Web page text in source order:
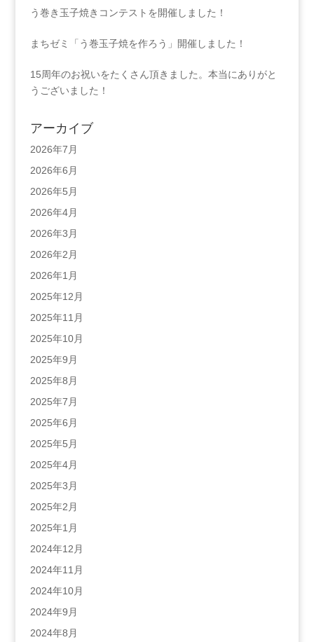
う巻き玉子焼きコンテストを開催しました！
まちゼミ「う巻玉子焼を作ろう」開催しました！
15周年のお祝いをたくさん頂きました。本当にありがと
うございました！
アーカイブ
2026年7月
2026年6月
2026年5月
2026年4月
2026年3月
2026年2月
2026年1月
2025年12月
2025年11月
2025年10月
2025年9月
2025年8月
2025年7月
2025年6月
2025年5月
2025年4月
2025年3月
2025年2月
2025年1月
2024年12月
2024年11月
2024年10月
2024年9月
2024年8月